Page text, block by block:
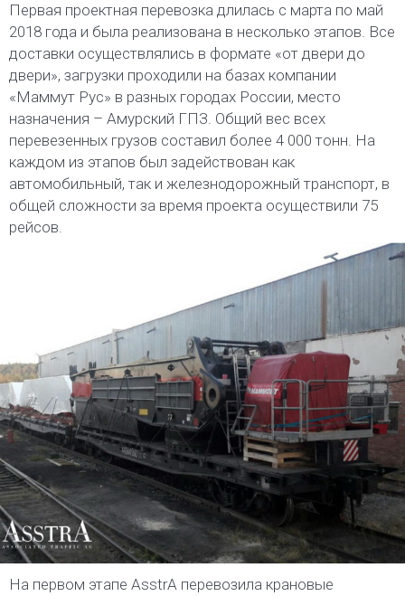
Первая проектная перевозка длилась с марта по май
2018 года и была реализована в несколько этапов. Все
доставки осуществлялись в формате «от двери до
двери», загрузки проходили на базах компании
«Маммут Рус» в разных городах России, место
назначения – Амурский ГПЗ. Общий вес всех
перевезенных грузов составил более 4 000 тонн. На
каждом из этапов был задействован как
автомобильный, так и железнодорожный транспорт, в
общей сложности за время проекта осуществили 75
рейсов.
На первом этапе AsstrA перевозила крановые